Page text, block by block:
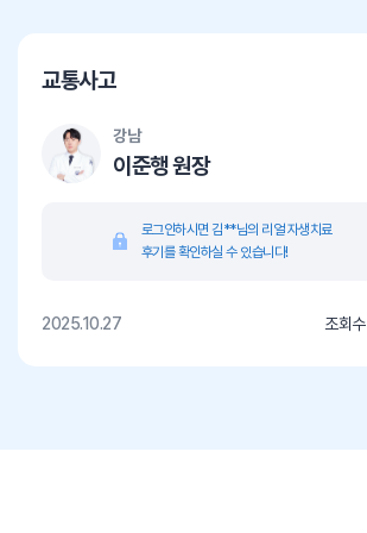
교통사고
강남
이준행 원장
로그인하시면 김**님의 리얼 자생치료
후기를 확인하실 수 있습니다!
2025.10.27 조회수